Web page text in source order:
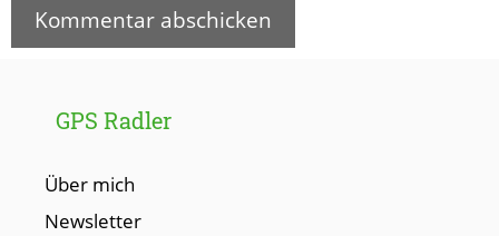
GPS Radler
Über mich
Newsletter